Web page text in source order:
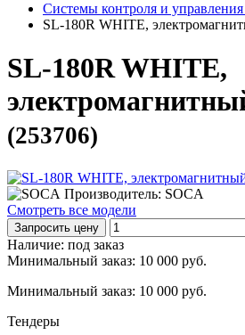
Системы контроля и
SL-180R WHITE,
SL-180R WHITE,
(253706)
Производитель: SOCA
Смотреть все модели
Запросить цену
Наличие: под заказ
Минимальный заказ: 10 000 руб.
Минимальный заказ: 10 000 руб.
Тендеры